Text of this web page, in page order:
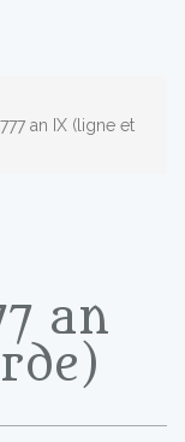
an IX (ligne et
an